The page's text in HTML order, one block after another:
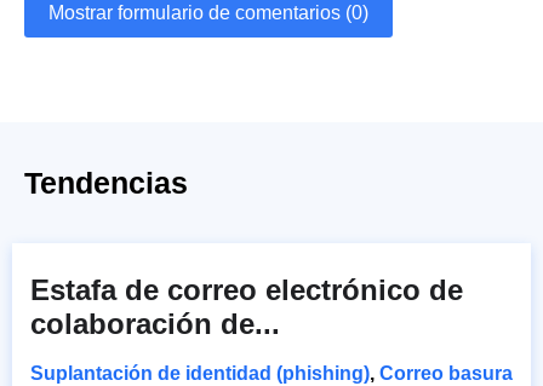
Mostrar formulario de comentarios (0)
Tendencias
Estafa de correo electrónico de
colaboración de...
Suplantación de identidad (phishing), Correo basura